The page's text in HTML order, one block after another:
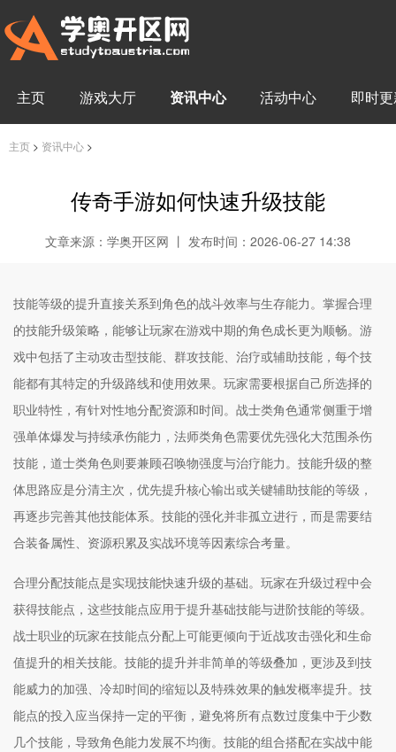
主页 游戏大厅 资讯中心 活动中心 即时
主页 > 资讯中心 >
传奇手游如何快速升级技能
文章来源：学奥开区网 丨 发布时间：2026-06-27 14:38
技能等级的提升直接关系到角色的战斗效率与生存能力。掌握合理
的技能升级策略，能够让玩家在游戏中期的角色成长更为顺畅。游
戏中包括了主动攻击型技能、群攻技能、治疗或辅助技能，每个技
能都有其特定的升级路线和使用效果。玩家需要根据自己所选择的
职业特性，有针对性地分配资源和时间。战士类角色通常侧重于增
强单体爆发与持续承伤能力，法师类角色需要优先强化大范围杀伤
技能，道士类角色则要兼顾召唤物强度与治疗能力。技能升级的整
体思路应是分清主次，优先提升核心输出或关键辅助技能的等级，
再逐步完善其他技能体系。技能的强化并非孤立进行，而是需要结
合装备属性、资源积累及实战环境等因素综合考量。
合理分配技能点是实现技能快速升级的基础。玩家在升级过程中会
获得技能点，这些技能点应用于提升基础技能与进阶技能的等级。
战士职业的玩家在技能点分配上可能更倾向于近战攻击强化和生命
值提升的相关技能。技能的提升并非简单的等级叠加，更涉及到技
能威力的加强、冷却时间的缩短以及特殊效果的触发概率提升。技
能点的投入应当保持一定的平衡，避免将所有点数过度集中于少数
几个技能，导致角色能力发展不均衡。技能的组合搭配在实战中能